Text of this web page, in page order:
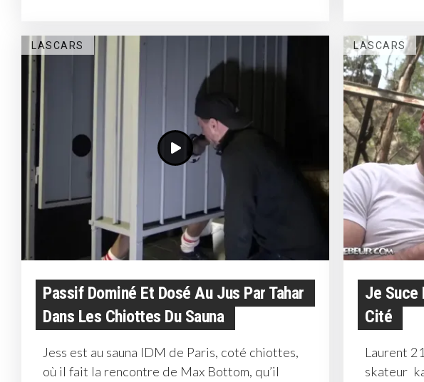
LASCARS
Passif Dominé Et Dosé Au Jus Par Tahar
Dans Les Chiottes Du Sauna
Jess est au sauna IDM de Paris, coté chiottes,
où il fait la rencontre de Max Bottom, qu’il
LASCARS
Je Suce
Cité
Laurent
skateur